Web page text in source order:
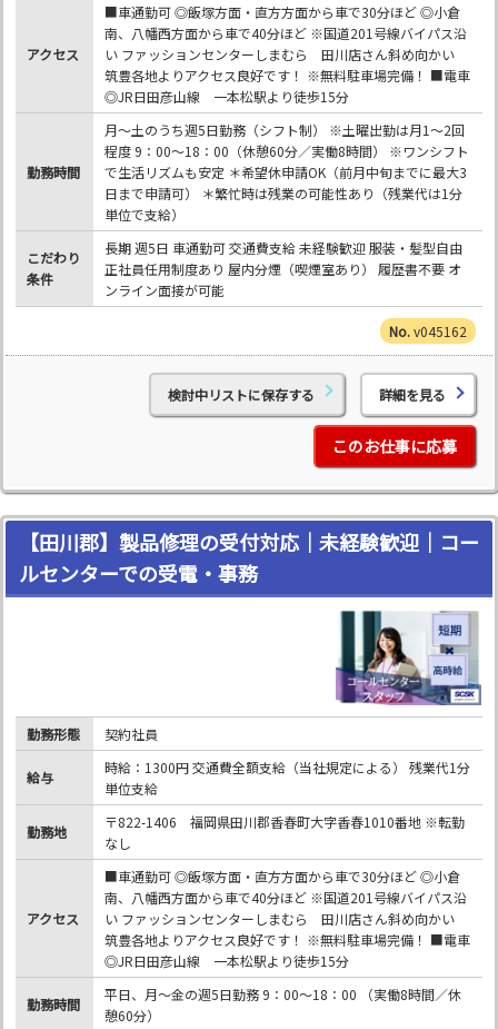
アクセス
■車通勤可 ◎飯塚方面・直方方面から車で30分ほど ◎小倉
南、八幡西方面から車で40分ほど ※国道201号線バイパス沿
い ファッションセンターしまむら 田川店さん斜め向かい
筑豊各地よりアクセス良好です！ ※無料駐車場完備！ ■電車
◎JR日田彦山線 一本松駅より徒歩15分
勤務時間
月～土のうち週5日勤務（シフト制） ※土曜出勤は月1～2回
程度 9：00～18：00（休憩60分／実働8時間） ※ワンシフト
で生活リズムも安定 ＊希望休申請OK（前月中旬までに最大3
日まで申請可） ＊繁忙時は残業の可能性あり（残業代は1分
単位で支給）
こだわり
条件
長期 週5日 車通勤可 交通費支給 未経験歓迎 服装・髪型自由
正社員任用制度あり 屋内分煙（喫煙室あり） 履歴書不要 オ
ンライン面接が可能
v045162
検討中リストに保存する 詳細を見る
このお仕事に応募
【田川郡】製品修理の受付対応｜未経験歓迎｜コー
ルセンターでの受電・事務
勤務形態 契約社員
給与
時給：1300円 交通費全額支給（当社規定による） 残業代1分
単位支給
勤務地
〒822-1406 福岡県田川郡香春町大字香春1010番地 ※転勤
なし
アクセス
■車通勤可 ◎飯塚方面・直方方面から車で30分ほど ◎小倉
南、八幡西方面から車で40分ほど ※国道201号線バイパス沿
い ファッションセンターしまむら 田川店さん斜め向かい
筑豊各地よりアクセス良好です！ ※無料駐車場完備！ ■電車
◎JR日田彦山線 一本松駅より徒歩15分
勤務時間
平日、月～金の週5日勤務 9：00～18：00 （実働8時間／休
憩60分）